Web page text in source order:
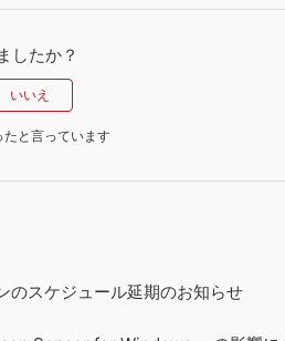
したか？
と言っています
スケジュール延期のお知らせ